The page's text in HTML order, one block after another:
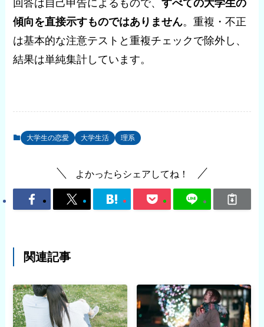
回答は自己申告によるもので、すべての大学生の
傾向を直接示すものではありません。重複・不正
は基本的な注意テストと重複チェックで除外し、
結果は単純集計しています。
大学生の恋愛 大学生活 理系
よかったらシェアしてね！
関連記事